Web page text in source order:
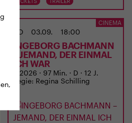
CINEMA
DO 03.09. 18:00
INGEBORG BACHMANN
– JEMAND, DER EINMAL
ICH WAR
D 2026 · 97 Min. · D · 12 J.
Regie: Regina Schilling